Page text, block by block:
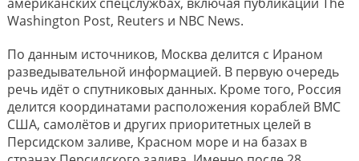
американских спецслужбах, включая публикации The
Washington Post, Reuters и NBC News.
По данным источников, Москва делится с Ираном
разведывательной информацией. В первую очередь
речь идёт о спутниковых данных. Кроме того, Россия
делится координатами расположения кораблей ВМС
США, самолётов и других приоритетных целей в
Персидском заливе, Красном море и на базах в